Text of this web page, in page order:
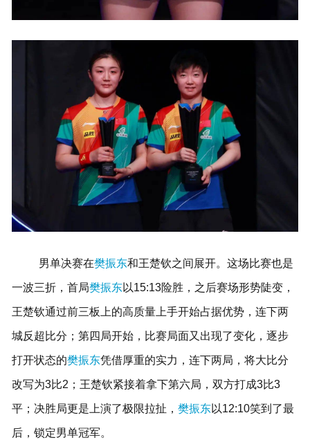
男单决赛在樊振东和王楚钦之间展开。这场比赛也是
一波三折，首局樊振东以15:13险胜，之后赛场形势陡变，
王楚钦通过前三板上的高质量上手开始占据优势，连下两
城反超比分；第四局开始，比赛局面又出现了变化，逐步
打开状态的樊振东凭借厚重的实力，连下两局，将大比分
改写为3比2；王楚钦紧接着拿下第六局，双方打成3比3
平； 决胜局更是上演了极限拉扯， 樊振东以12:10笑到了最
后，锁定男单冠军。